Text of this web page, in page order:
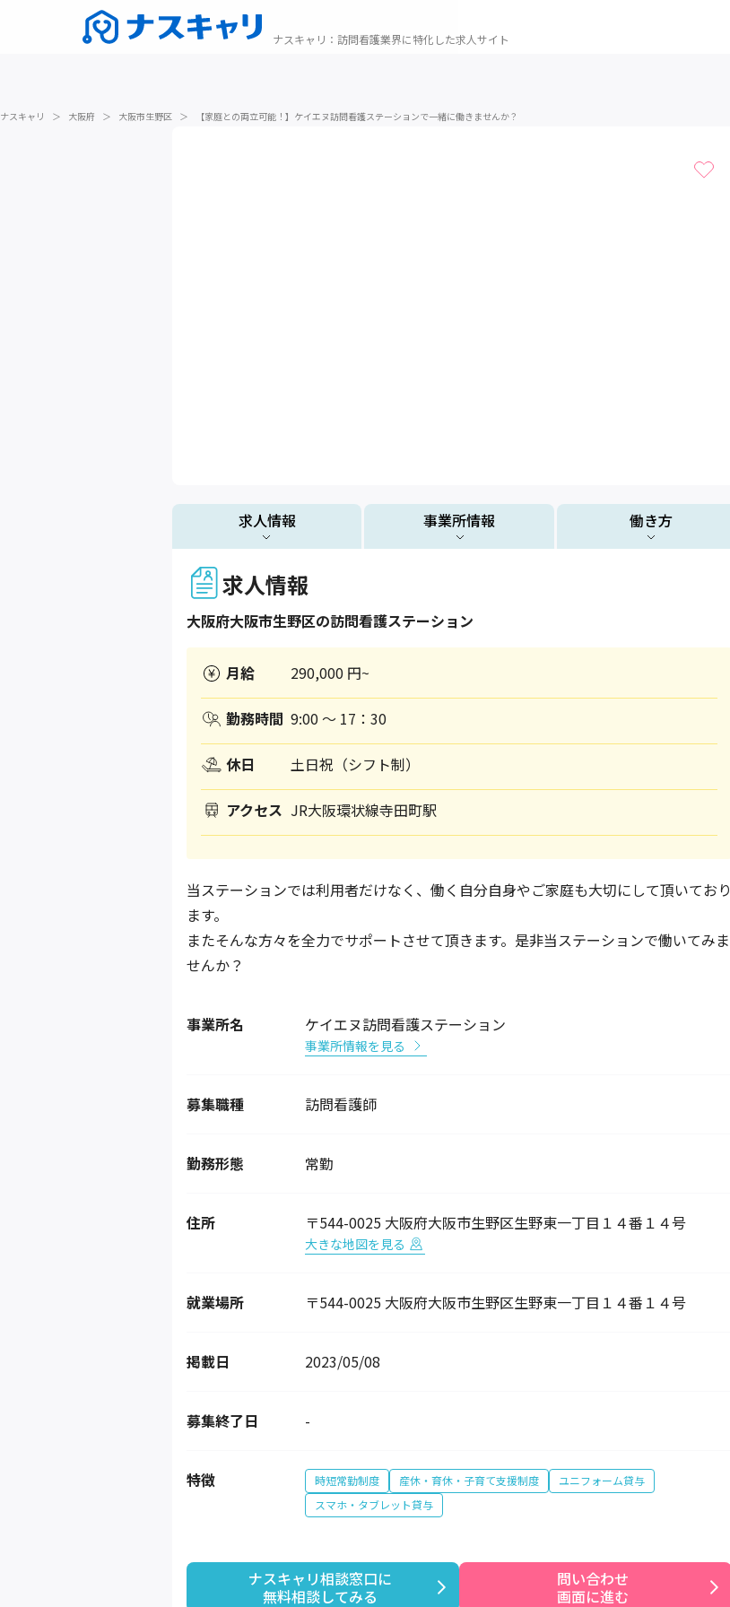
ナスキャリ ： 訪問看護業界に特化した求人サイト
ナスキャリ ＞ 大阪府 ＞ 大阪市生野区 ＞ 【家庭との両立可能！】ケイエヌ訪問看護ステーションで一緒に働きませんか？
求人情報 事業所情報 働き方
求人情報
大阪府大阪市生野区の訪問看護ステーション
月給 290,000 円~
勤務時間 9:00 ～ 17：30
休日 土日祝（シフト制）
アクセス JR大阪環状線寺田町駅
当ステーションでは利用者だけなく、働く自分自身やご家庭も大切にして頂いており
ます。
またそんな方々を全力でサポートさせて頂きます。是非当ステーションで働いてみま
せんか？
事業所名 ケイエヌ訪問看護ステーション
事業所情報を見る
募集職種 訪問看護師
勤務形態 常勤
住所 〒544-0025 大阪府大阪市生野区生野東一丁目１４番１４号
大きな地図を見る
就業場所 〒544-0025 大阪府大阪市生野区生野東一丁目１４番１４号
掲載日 2023/05/08
募集終了日 -
特徴 時短常勤制度 産休・育休・子育て支援制度
ユニフォーム貸与
スマホ・タブレット貸与
ナスキャリ相談窓口に
無料相談してみる
問い合わせ
画面に進む